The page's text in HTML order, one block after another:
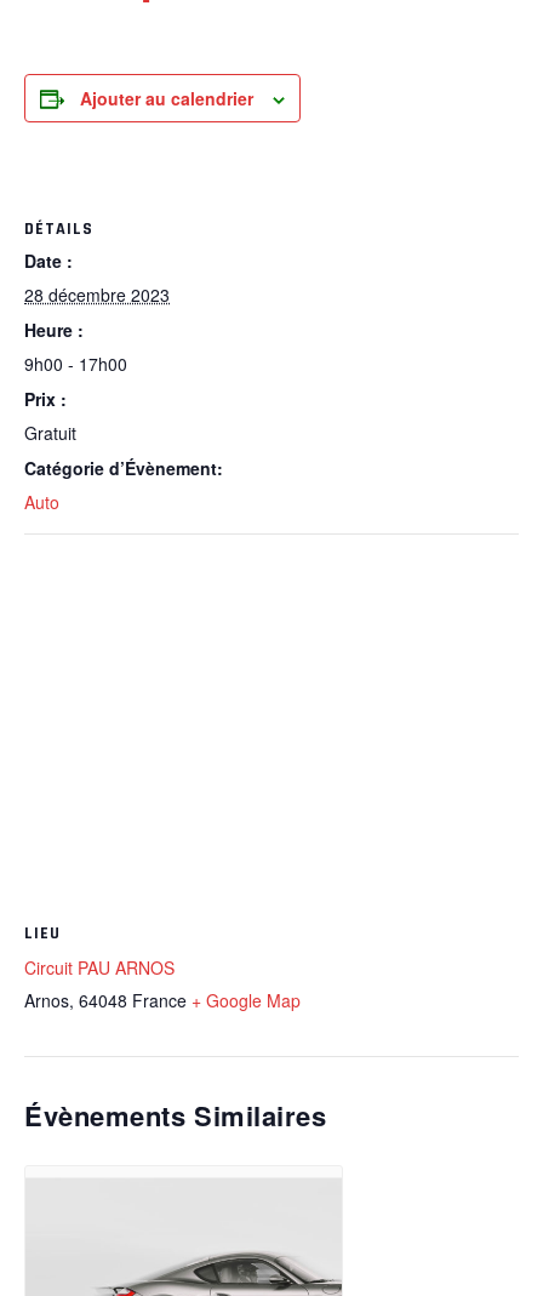
Ajouter au calendrier
DÉTAILS
Date :
28 décembre 2023
Heure :
9h00 - 17h00
Prix :
Gratuit
Catégorie d’Évènement:
Auto
LIEU
Circuit PAU ARNOS
Arnos, 64048 France + Google Map
Évènements Similaires